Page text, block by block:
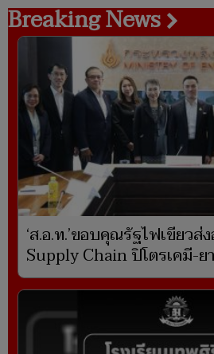
Breaking News
‘ส.อ.ท.’ขอบคุณรัฐไฟเขียวส่ง
Supply Chain ปิโตรเคมี-